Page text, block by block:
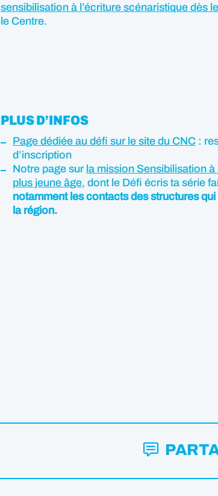
sensibilisation à l’écriture scénaristique dès
le Centre.
PLUS D’INFOS
Page dédiée au défi sur le site du CNC :
d’inscription
Notre page sur la mission Sensibilisation
plus jeune âge, dont le Défi écris ta série
notamment les contacts des structures
la région.